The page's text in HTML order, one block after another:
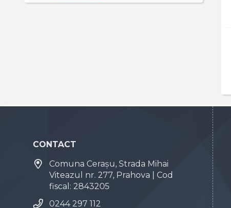
CONTACT
Comuna Cerașu, Strada Mihai
Viteazul nr. 277, Prahova | Cod
fiscal: 2843205
0244 297 112